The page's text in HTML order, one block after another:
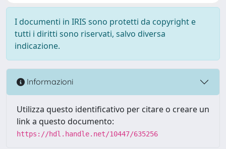
I documenti in IRIS sono protetti da copyright e
tutti i diritti sono riservati, salvo diversa
indicazione.
Informazioni
Utilizza questo identificativo per citare o creare un
link a questo documento:
https://hdl.handle.net/10447/635256